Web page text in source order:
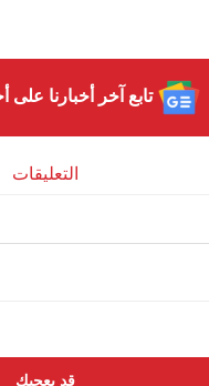
تابع آخر أخبارنا على
التعليقات
قد يعجبك